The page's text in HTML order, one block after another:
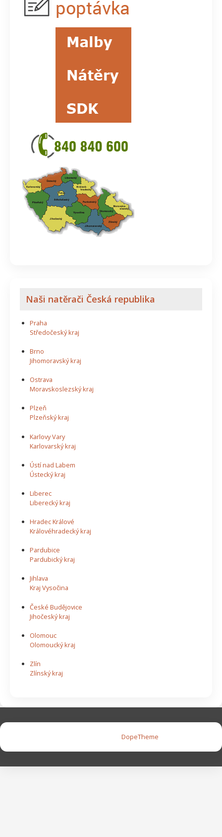
Naši natěrači Česká republika
Praha
Středočeský kraj
Brno
Jihomoravský kraj
Ostrava
Moravskoslezský kraj
Plzeň
Plzeňský kraj
Karlovy Vary
Karlovarský kraj
Ústí nad Labem
Ústecký kraj
Liberec
Liberecký kraj
Hradec Králové
Královéhradecký kraj
Pardubice
Pardubický kraj
Jihlava
Kraj Vysočina
České Budějovice
Jihočeský kraj
Olomouc
Olomoucký kraj
Zlín
Zlínský kraj
DopeTheme